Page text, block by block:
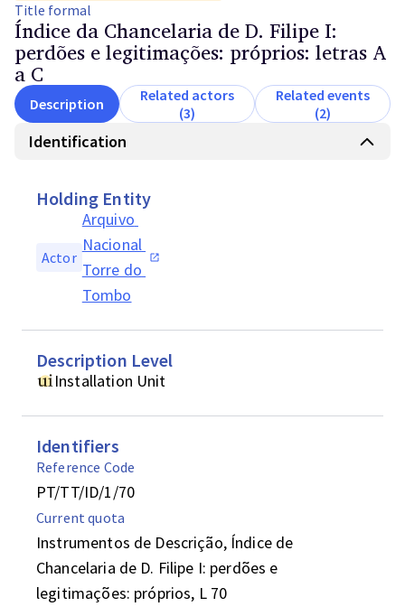
Title formal
Índice da Chancelaria de D. Filipe I:
perdões e legitimações: próprios: letras A
a C
Description
Related actors
(3)
Related events
(2)
Identification
Holding Entity
Actor
Arquivo
Nacional
Torre do
Tombo
Description Level
Installation Unit
Identifiers
Reference Code
PT/TT/ID/1/70
Current quota
Instrumentos de Descrição, Índice de
Chancelaria de D. Filipe I: perdões e
legitimações: próprios, L 70